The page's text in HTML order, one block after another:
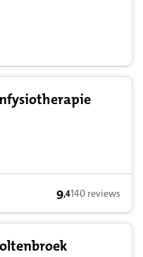
9,4 op basis van
9,4140 reviews